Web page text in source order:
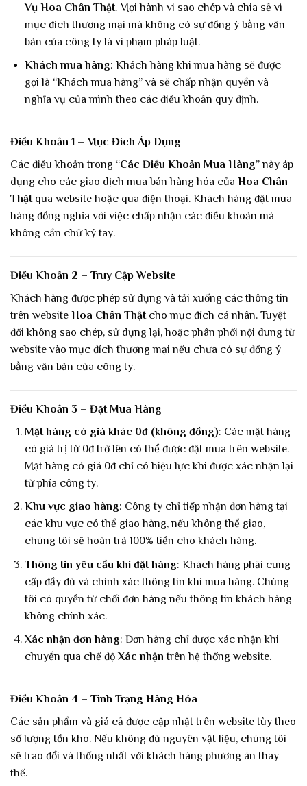
Vụ Hoa Chân Thật. Mọi hành vi sao chép và chia sẻ vì
mục đích thương mại mà không có sự đồng ý bằng văn
bản của công ty là vi phạm pháp luật.
Khách mua hàng: Khách hàng khi mua hàng sẽ được
gọi là “Khách mua hàng” và sẽ chấp nhận quyền và
nghĩa vụ của mình theo các điều khoản quy định.
Điều Khoản 1 – Mục Đích Áp Dụng
Các điều khoản trong “Các Điều Khoản Mua Hàng” này áp
dụng cho các giao dịch mua bán hàng hóa của Hoa Chân
Thậtqua website hoặc qua điện thoại. Khách hàng đặt mua
hàng đồng nghĩa với việc chấp nhận các điều khoản mà
không cần chữ ký tay.
Điều Khoản 2 – Truy Cập Website
Khách hàng được phép sử dụng và tải xuống các thông tin
trên website Hoa Chân Thậtcho mục đích cá nhân. Tuyệt
đối không sao chép, sử dụng lại, hoặc phân phối nội dung từ
website vào mục đích thương mại nếu chưa có sự đồng ý
bằng văn bản của công ty.
Điều Khoản 3 – Đặt Mua Hàng
Mặt hàng có giá khác 0đ (không đồng): Các mặt hàng
có giá trị từ 0đ trở lên có thể được đặt mua trên website.
Mặt hàng có giá 0đ chỉ có hiệu lực khi được xác nhận lại
từ phía công ty.
Khu vực giao hàng: Công ty chỉ tiếp nhận đơn hàng tại
các khu vực có thể giao hàng, nếu không thể giao,
chúng tôi sẽ hoàn trả 100% tiền cho khách hàng.
Thông tin yêu cầu khi đặt hàng: Khách hàng phải cung
cấp đầy đủ và chính xác thông tin khi mua hàng. Chúng
tôi có quyền từ chối đơn hàng nếu thông tin khách hàng
không chính xác.
Xác nhận đơn hàng: Đơn hàng chỉ được xác nhận khi
chuyển qua chế độ Xác nhận trên hệ thống website.
Điều Khoản 4 – Tình Trạng Hàng Hóa
Các sản phẩm và giá cả được cập nhật trên website tùy theo
số lượng tồn kho. Nếu không đủ nguyên vật liệu, chúng tôi
sẽ trao đổi và thống nhất với khách hàng phương án thay
thế.